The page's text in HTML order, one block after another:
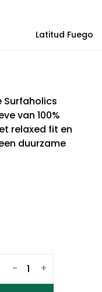
Latitud Fuego
Surfaholics
van 100%
relaxed fit en
duurzame
+
-